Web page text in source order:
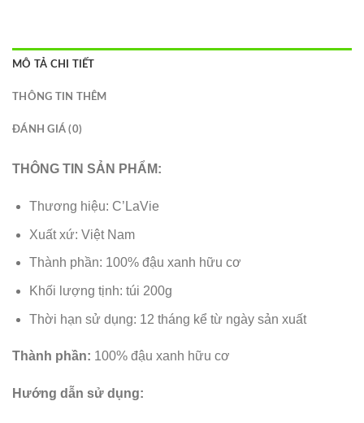
MÔ TẢ CHI TIẾT
THÔNG TIN THÊM
ĐÁNH GIÁ (0)
THÔNG TIN SẢN PHẨM:
Thương hiệu: C’LaVie
Xuất xứ: Việt Nam
Thành phần: 100% đậu xanh hữu cơ
Khối lượng tịnh: túi 200g
Thời hạn sử dụng: 12 tháng kể từ ngày sản xuất
Thành phần: 100% đậu xanh hữu cơ
Hướng dẫn sử dụng: